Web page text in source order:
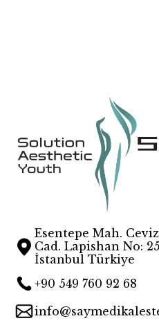
Esentepe Mah.
Cad. Lapishan No:
İstanbul Türkiye
+90 549 760 92 68